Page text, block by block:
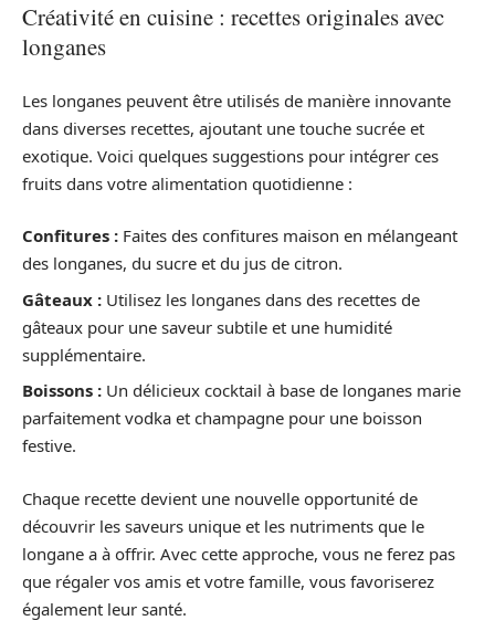
Créativité en cuisine : recettes originales avec
longanes
Les longanes peuvent être utilisés de manière innovante
dans diverses recettes, ajoutant une touche sucrée et
exotique. Voici quelques suggestions pour intégrer ces
fruits dans votre alimentation quotidienne :
Confitures : Faites des confitures maison en mélangeant
des longanes, du sucre et du jus de citron.
Gâteaux : Utilisez les longanes dans des recettes de
gâteaux pour une saveur subtile et une humidité
supplémentaire.
Boissons : Un délicieux cocktail à base de longanes marie
parfaitement vodka et champagne pour une boisson
festive.
Chaque recette devient une nouvelle opportunité de
découvrir les saveurs unique et les nutriments que le
longane a à offrir. Avec cette approche, vous ne ferez pas
que régaler vos amis et votre famille, vous favoriserez
également leur santé.